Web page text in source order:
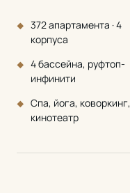
372 апартамента · 4
корпуса
4 бассейна, руфтоп-
инфинити
Спа, йога, коворкинг,
кинотеатр